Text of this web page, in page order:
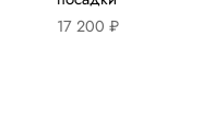
17 200 ₽